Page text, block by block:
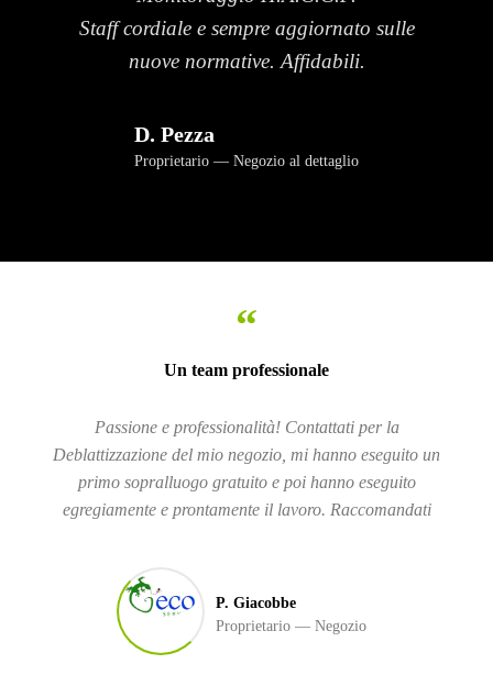
Staff cordiale e sempre aggiornato sulle
nuove normative. Affidabili.
D. Pezza
Proprietario Negozio al dettaglio
“
Un team professionale
Passione e professionalità! Contattati per la
Deblattizzazione del mio negozio, mi hanno eseguito un
primo sopralluogo gratuito e poi hanno eseguito
egregiamente e prontamente il lavoro. Raccomandati
P. Giacobbe
Proprietario
Negozio